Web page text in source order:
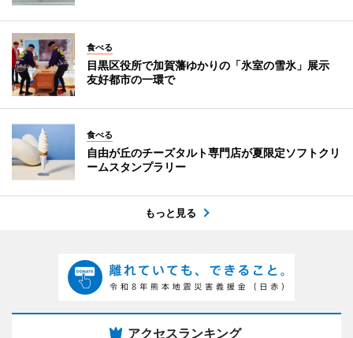
食べる
目黒区役所で加賀藩ゆかりの「氷室の雪氷」展示
友好都市の一環で
食べる
自由が丘のチーズタルト専門店が夏限定ソフトクリ
ームスタンプラリー
もっと見る
アクセスランキング